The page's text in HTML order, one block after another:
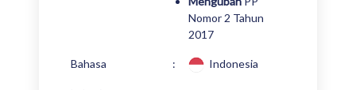
Nomor 2 Tahun
2017
Bahasa : Indonesia